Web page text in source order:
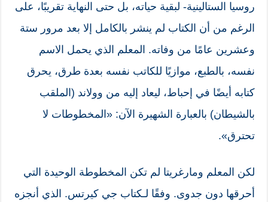
روسيا الستالينية- لبقية حياته، بل حتى النهاية تقريبًا، على
الرغم من أن الكتاب لم ينشر بالكامل إلا بعد مرور ستة
وعشرين عامًا من وفاته. المعلم الذي يحمل الاسم
نفسه، بالطبع، موازيًا للكاتب نفسه بعدة طرق، يحرق
كتابه أيضًا في إحباط، ليعاد إليه من وولاند (الملقب
بالشيطان) بالعبارة الشهيرة الآن: «المخطوطات لا
تحترق».
لكن المعلم ومارغريتا لم تكن المخطوطة الوحيدة التي
أحرقها دون جدوى. وفقًا لـكتاب جي كيرتس. الذي أنجزه